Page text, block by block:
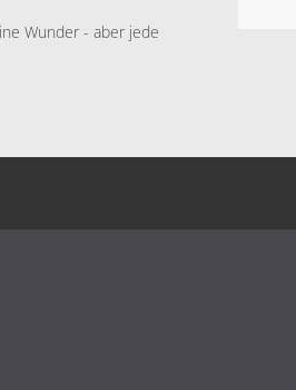
Wunder - aber jede